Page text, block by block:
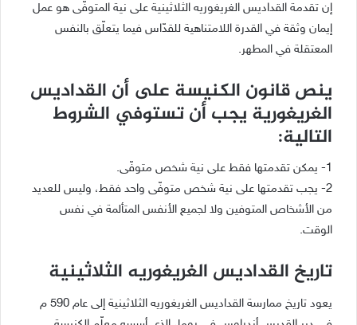
إن تقدمة القداديس الغريغوريه الثلاثينية على نية المتوفّى هو عمل
إيمان وثقة في القدرة اللامتناهية للقدّاس فيما يتعلّق بالنفس
المعتقلة في المطهر.
ينص قانون الكنيسة على أن القداديس
الغريغورية يجب أن تستوفي الشروط
التالية:
1- يمكن تقدمتها فقط على نية شخص متوفّى.
2- يجب تقدمتها على نية شخص متوفّى واحد فقط، وليس للعديد
من الأشخاص المتوفين ولا لجميع الأنفس المتألمة في نفس
الوقت.
تاريخ القداديس الغريغوريه الثلاثينية
يعود تاريخ ممارسة القداديس الغريغوريه الثلاثينية إلى عام 590 م